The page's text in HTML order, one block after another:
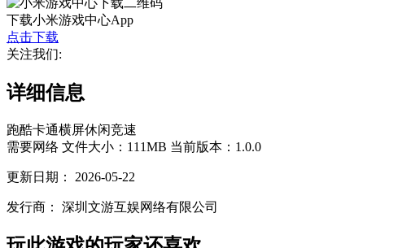
下载小米游戏中心App
点击下载
关注我们:
详细信息
跑酷卡通横屏休闲竞速
需要网络 文件大小：111MB 当前版本：1.0.0
更新日期： 2026-05-22
发行商： 深圳文游互娱网络有限公司